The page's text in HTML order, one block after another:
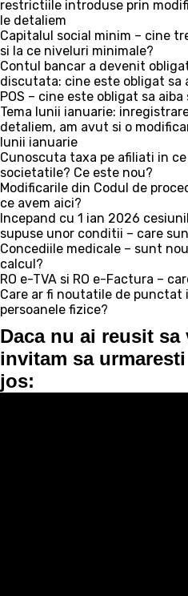
restrictiile introduse prin
le detaliem
Capitalul social minim – cine
si la ce niveluri minimale?
Contul bancar a devenit
discutata: cine este obligat sa
POS – cine este obligat sa aiba
Tema lunii ianuarie:
detaliem, am avut si o
lunii ianuarie
Cunoscuta taxa pe afiliati in
societatile? Ce este nou?
Modificarile din Codul de
ce avem aici?
Incepand cu 1 ian 2026
supuse unor conditii – care
Concediile medicale – sunt
calcul?
RO e-TVA si RO e-Factura –
Care ar fi noutatile de punctat
persoanele fizice?
Daca nu ai reusit
invitam sa
jos: